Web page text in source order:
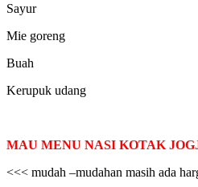
Sayur
Mie goreng
Buah
Kerupuk udang
MAU MENU NASI KOTAK
<<< mudah –mudahan masih ada